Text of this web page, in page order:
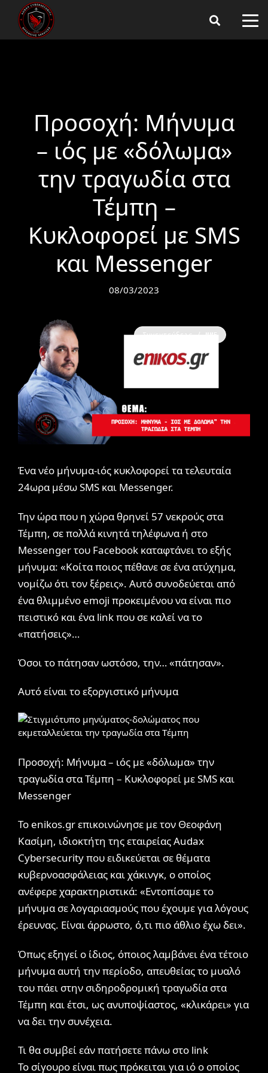
Προσοχή: Μήνυμα
– ιός με «δόλωμα»
την τραγωδία στα
Τέμπη –
Κυκλοφορεί με SMS
και Messenger
08/03/2023
Συνεντεύξεις / ΜΜΕ
Ένα νέο μήνυμα-ιός κυκλοφορεί τα τελευταία
24ωρα μέσω SMS και Messenger.
Την ώρα που η χώρα θρηνεί 57 νεκρούς στα
Τέμπη, σε πολλά κινητά τηλέφωνα ή στο
Messenger του Facebook καταφτάνει το εξής
μήνυμα: «Κοίτα ποιος πέθανε σε ένα ατύχημα,
νομίζω ότι τον ξέρεις». Αυτό συνοδεύεται από
ένα θλιμμένο emoji προκειμένου να είναι πιο
πειστικό και ένα link που σε καλεί να το
«πατήσεις»…
Όσοι το πάτησαν ωστόσο, την… «πάτησαν».
Αυτό είναι το εξοργιστικό μήνυμα
Προσοχή: Μήνυμα – ιός με «δόλωμα» την
τραγωδία στα Τέμπη – Κυκλοφορεί με SMS και
Messenger
Το enikos.gr επικοινώνησε με τον Θεοφάνη
Κασίμη, ιδιοκτήτη της εταιρείας Audax
Cybersecurity που ειδικεύεται σε θέματα
κυβερνοασφάλειας και χάκινγκ, ο οποίος
ανέφερε χαρακτηριστικά: «Εντοπίσαμε το
μήνυμα σε λογαριασμούς που έχουμε για λόγους
έρευνας. Είναι άρρωστο, ό,τι πιο άθλιο έχω δει».
Όπως εξηγεί ο ίδιος, όποιος λαμβάνει ένα τέτοιο
μήνυμα αυτή την περίοδο, απευθείας το μυαλό
του πάει στην σιδηροδρομική τραγωδία στα
Τέμπη και έτσι, ως ανυποψίαστος, «κλικάρει» για
να δει την συνέχεια.
Τι θα συμβεί εάν πατήσετε πάνω στο link
Το σίγουρο είναι πως πρόκειται για ιό ο οποίος